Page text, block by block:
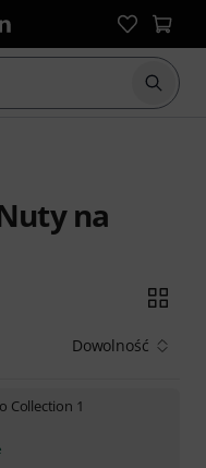
na
Dowolność
Collection 1